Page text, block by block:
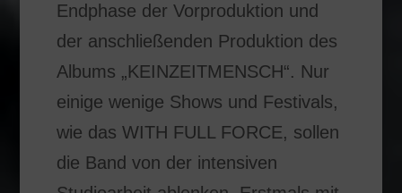
Endphase der Vorproduktion und
der anschließenden Produktion des
Albums „KEINZEITMENSCH“. Nur
einige wenige Shows und Festivals,
wie das WITH FULL FORCE, sollen
die Band von der intensiven